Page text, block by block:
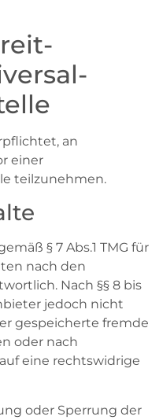
an
einer
teilzunehmen.
§ 7 Abs.1 TMG für
nach den
Nach §§ 8 bis
jedoch nicht
gespeicherte fremde
oder nach
eine rechtswidrige
oder Sperrung der